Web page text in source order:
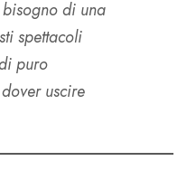
di una
spettacoli
puro
uscire